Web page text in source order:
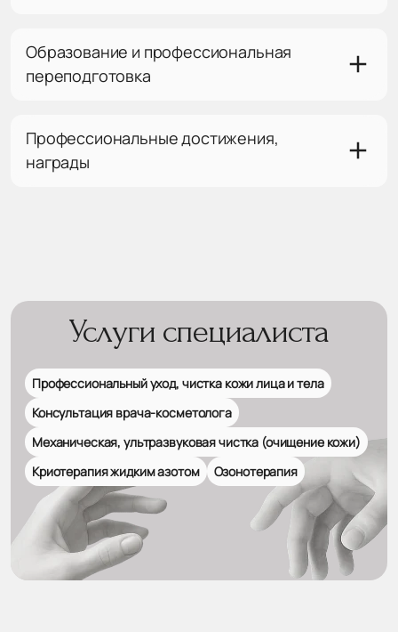
Образование и профессиональная
переподготовка
Профессиональные достижения,
награды
Услуги специалиста
Профессиональный уход, чистка кожи лица и тела
Консультация врача-косметолога
Механическая, ультразвуковая чистка (очищение кожи)
Криотерапия жидким азотом
Озонотерапия